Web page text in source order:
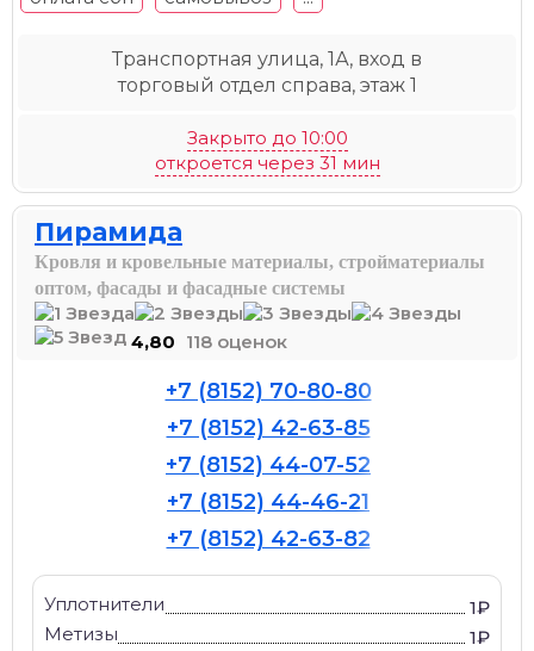
Транспортная улица, 1А, вход в
торговый отдел справа, этаж 1
Закрыто до 10:00
откроется через 31 мин
Пирамида
Кровля и кровельные материалы, стройматериалы
оптом, фасады и фасадные системы
4,80 118 оценок
+7 (8152) 70-80-80
+7 (8152) 42-63-85
+7 (8152) 44-07-52
+7 (8152) 44-46-21
+7 (8152) 42-63-82
Уплотнители
1₽
Метизы
1₽